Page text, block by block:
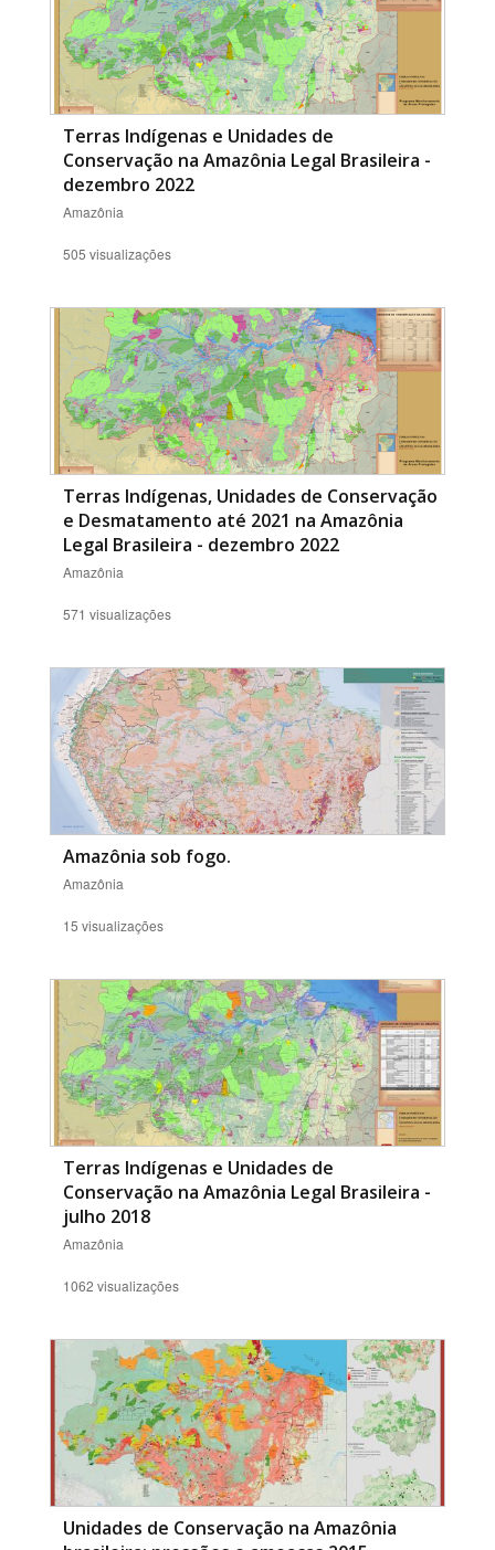
Terras Indígenas e Unidades de
Conservação na Amazônia Legal Brasileira -
dezembro 2022
Amazônia
505 visualizações
Terras Indígenas, Unidades de Conservação
e Desmatamento até 2021 na Amazônia
Legal Brasileira - dezembro 2022
Amazônia
571 visualizações
Amazônia sob fogo.
Amazônia
15 visualizações
Terras Indígenas e Unidades de
Conservação na Amazônia Legal Brasileira -
julho 2018
Amazônia
1062 visualizações
Unidades de Conservação na Amazônia